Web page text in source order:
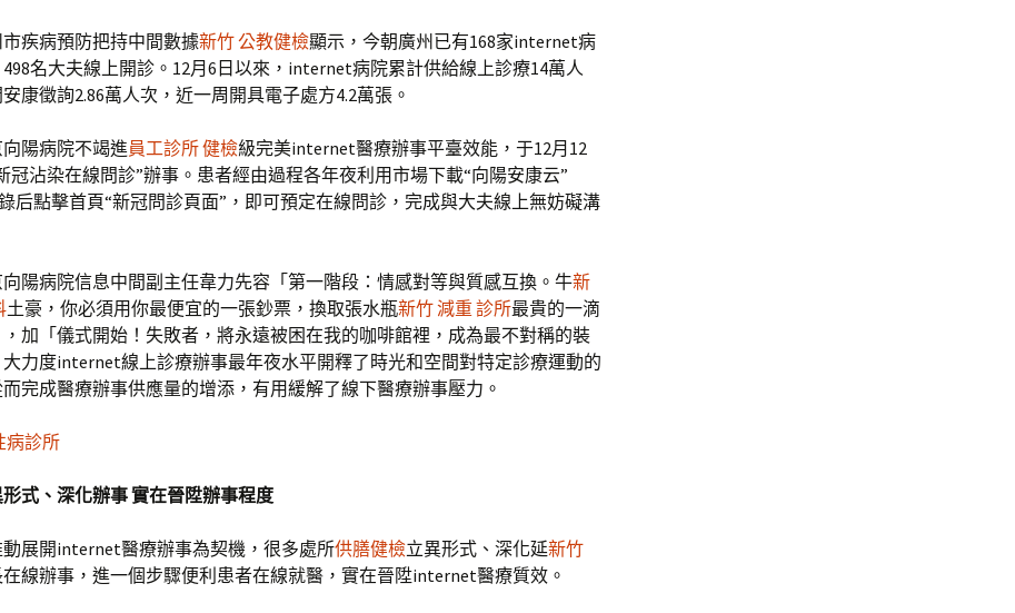
市疾病預防把持中間數據新竹 公教健檢顯示，今朝廣州已有168家internet病
名大夫線上開診。12月6日以來，internet病院累計供給線上診療14萬人
康徵詢2.86萬人次，近一周開具電子處方4.2萬張。
陽病院不竭進員工診所 健檢級完美internet醫療辦事平臺效能，于12月12
冠沾染在線問診”辦事。患者經由過程各年夜利用市場下載“向陽安康云”
后點擊首頁“新冠問診頁面”，即可預定在線問診，完成與大夫線上無妨礙溝
向陽病院信息中間副主任韋力先容「第一階段：情感對等與質感互換。牛新
土豪，你必須用你最便宜的一張鈔票，換取張水瓶新竹 減重 診所最貴的一滴
加「儀式開始！失敗者，將永遠被困在我的咖啡館裡，成為最不對稱的裝
力度internet線上診療辦事最年夜水平開釋了時光和空間對特定診療運動的
完成醫療辦事供應量的增添，有用緩解了線下醫療辦事壓力。
病診所
式、深化辦事 實在晉陞辦事程度
展開internet醫療辦事為契機，很多處所供膳健檢立異形式、深化延新竹
線辦事，進一個步驟便利患者在線就醫，實在晉陞internet醫療質效。